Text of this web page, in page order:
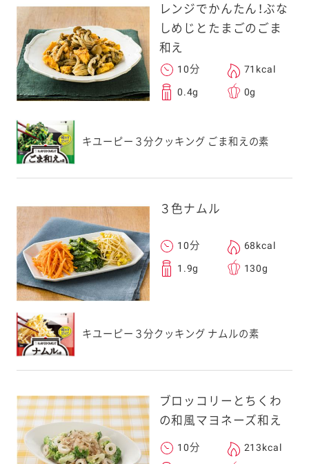
レンジでかんたん！ぶな
しめじとたまごのごま
和え
10分 71kcal
0.4g 0g
キユーピー３分クッキング ごま和えの素
３色ナムル
10分 68kcal
1.9g 130g
キユーピー３分クッキング ナムルの素
ブロッコリーとちくわ
の和風マヨネーズ和え
10分 213kcal